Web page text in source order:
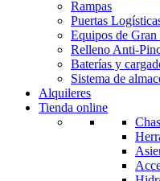
Rampas
Puertas
Equipos de Gran
Relleno Anti-
Baterías y
Sistema de
Alquileres
Tienda online